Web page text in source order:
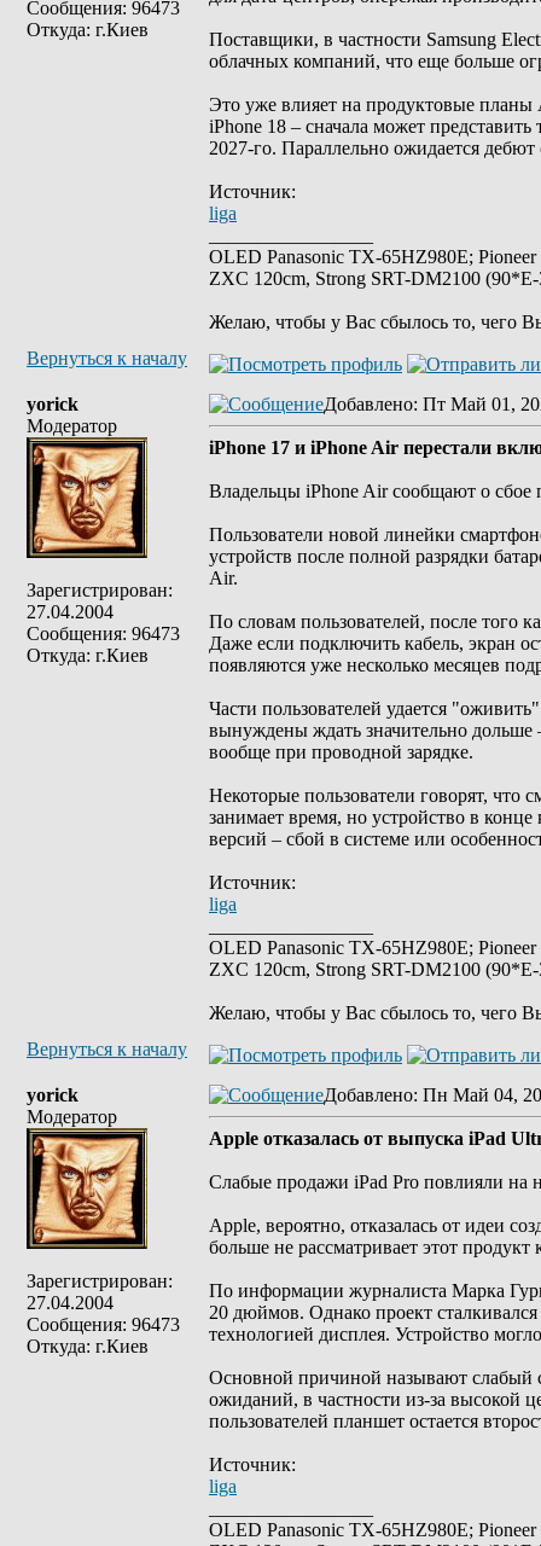
Сообщения: 96473
Откуда: г.Киев
Поставщики, в частности Samsung
облачных компаний, что еще больше
Это уже влияет на продуктовые
iPhone 18 – сначала может
2027-го. Параллельно ожидается дебют
Источник:
liga
OLED Panasonic TX-65HZ980E;
ZXC 120cm, Strong SRT-DM2100
Желаю, чтобы у Вас сбылось то, чего
Вернуться к началу
yorick
Модератор
Зарегистрирован:
27.04.2004
Сообщения: 96473
Откуда: г.Киев
Добавлено: Пт Май 01,
iPhone 17 и iPhone Air перестали
Владельцы iPhone Air сообщают о сбое
Пользователи новой линейки
устройств после полной разрядки
Air.
По словам пользователей, после того
Даже если подключить кабель, экран
появляются уже несколько месяцев
Части пользователей удается
вынуждены ждать значительно дольше
вообще при проводной зарядке.
Некоторые пользователи говорят, что
занимает время, но устройство в
версий – сбой в системе или
Источник:
liga
OLED Panasonic TX-65HZ980E;
ZXC 120cm, Strong SRT-DM2100
Желаю, чтобы у Вас сбылось то, чего
Вернуться к началу
yorick
Модератор
Зарегистрирован:
27.04.2004
Сообщения: 96473
Откуда: г.Киев
Добавлено: Пн Май 04,
Apple отказалась от выпуска iPad
Слабые продажи iPad Pro повлияли на
Apple, вероятно, отказалась от идеи
больше не рассматривает этот
По информации журналиста Марка
20 дюймов. Однако проект
технологией дисплея. Устройство
Основной причиной называют слабый
ожиданий, в частности из-за высокой
пользователей планшет остается
Источник:
liga
OLED Panasonic TX-65HZ980E;